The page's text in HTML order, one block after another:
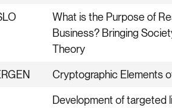
What is the Purpose of
Business? Bringing
Theory
Cryptographic Elements
Development of targeted